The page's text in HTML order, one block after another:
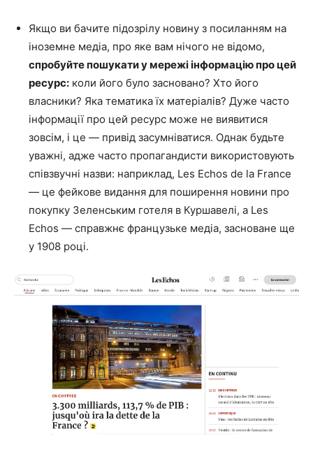
Якщо ви бачите підозрілу новину з посиланням на
іноземне медіа, про яке вам нічого не відомо,
спробуйте пошукати у мережі інформацію про цей
ресурс: коли його було засновано? Хто його
власники? Яка тематика їх матеріалів? Дуже часто
інформації про цей ресурс може не виявитися
зовсім, і це — привід засумніватися. Однак будьте
уважні, адже часто пропагандисти використовують
співзвучні назви: наприклад, Les Echos de la France
— це фейкове видання для поширення новини про
покупку Зеленським готеля в Куршавелі, а Les
Echos — справжнє французьке медіа, засноване ще
у 1908 році.